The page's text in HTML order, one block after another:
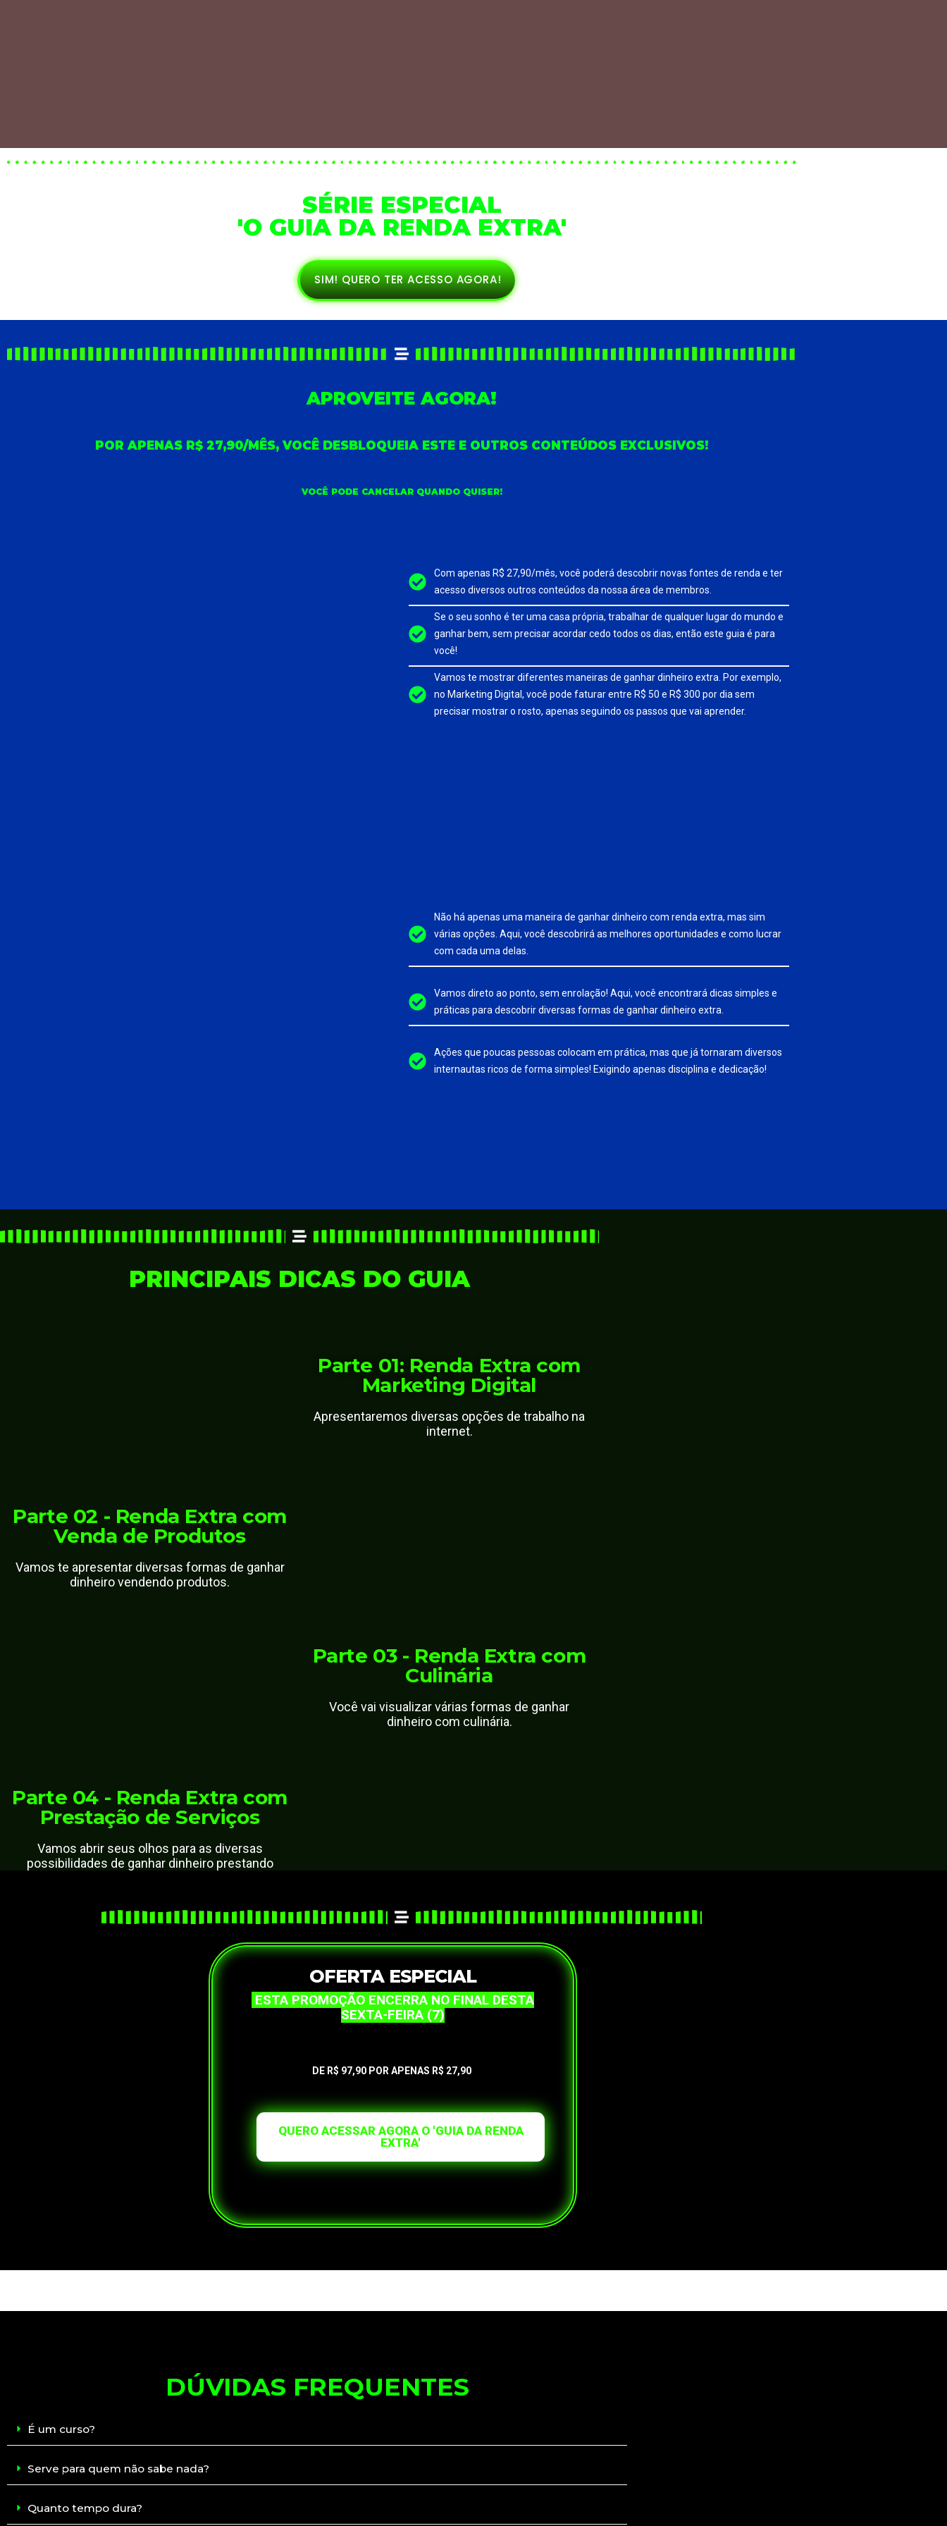
SÉRIE ESPECIAL
'O GUIA DA RENDA EXTRA'
SIM! QUERO TER ACESSO AGORA!
APROVEITE AGORA!
POR APENAS R$ 27,90/MÊS, VOCÊ DESBLOQUEIA ESTE E OUTROS CONTEÚDOS EXCLUSIVOS!
VOCÊ PODE CANCELAR QUANDO QUISER!
Com apenas R$ 27,90/mês, você poderá descobrir novas fontes de renda e ter
acesso diversos outros conteúdos da nossa área de membros.
Se o seu sonho é ter uma casa própria, trabalhar de qualquer lugar do mundo e
ganhar bem, sem precisar acordar cedo todos os dias, então este guia é para
você!
Vamos te mostrar diferentes maneiras de ganhar dinheiro extra. Por exemplo,
no Marketing Digital, você pode faturar entre R$ 50 e R$ 300 por dia sem
precisar mostrar o rosto, apenas seguindo os passos que vai aprender.
Não há apenas uma maneira de ganhar dinheiro com renda extra, mas sim
várias opções. Aqui, você descobrirá as melhores oportunidades e como lucrar
com cada uma delas.
Vamos direto ao ponto, sem enrolação! Aqui, você encontrará dicas simples e
práticas para descobrir diversas formas de ganhar dinheiro extra.
Ações que poucas pessoas colocam em prática, mas que já tornaram diversos
internautas ricos de forma simples! Exigindo apenas disciplina e dedicação!
PRINCIPAIS DICAS DO GUIA
Parte 01: Renda Extra com
Marketing Digital
Apresentaremos diversas opções de trabalho na
internet.
Parte 02 - Renda Extra com
Venda de Produtos
Vamos te apresentar diversas formas de ganhar
dinheiro vendendo produtos.
Parte 03 - Renda Extra com
Culinária
Você vai visualizar várias formas de ganhar
dinheiro com culinária.
Parte 04 - Renda Extra com
Prestação de Serviços
Vamos abrir seus olhos para as diversas
possibilidades de ganhar dinheiro prestando
OFERTA ESPECIAL
ESTA PROMOÇÃO ENCERRA NO FINAL DESTA
SEXTA-FEIRA (7)
DE R$ 97,90 POR APENAS R$ 27,90
QUERO ACESSAR AGORA O 'GUIA DA RENDA
EXTRA'
DÚVIDAS FREQUENTES
É um curso?
Serve para quem não sabe nada?
Quanto tempo dura?